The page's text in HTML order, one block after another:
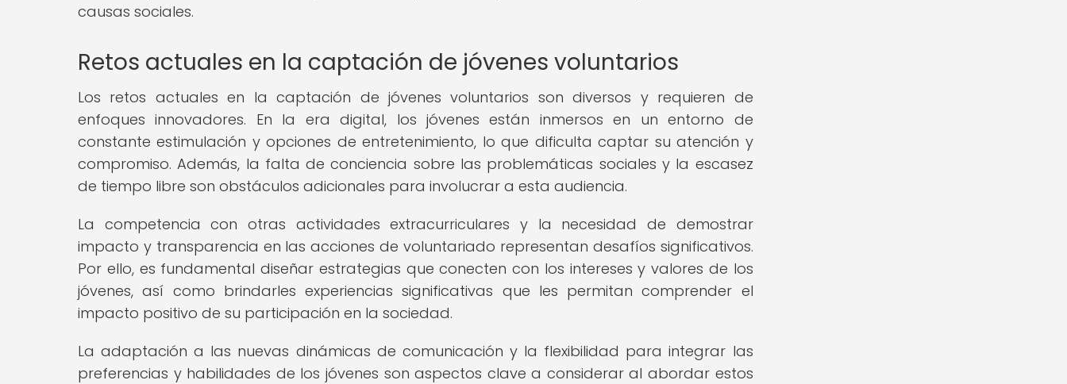
causas sociales.
Retos actuales en la captación de jóvenes voluntarios
Los retos actuales en la captación de jóvenes voluntarios son diversos y requieren de
enfoques innovadores. En la era digital, los jóvenes están inmersos en un entorno de
constante estimulación y opciones de entretenimiento, lo que dificulta captar su atención y
compromiso. Además, la falta de conciencia sobre las problemáticas sociales y la escasez
de tiempo libre son obstáculos adicionales para involucrar a esta audiencia.
La competencia con otras actividades extracurriculares y la necesidad de demostrar
impacto y transparencia en las acciones de voluntariado representan desafíos significativos.
Por ello, es fundamental diseñar estrategias que conecten con los intereses y valores de los
jóvenes, así como brindarles experiencias significativas que les permitan comprender el
impacto positivo de su participación en la sociedad.
La adaptación a las nuevas dinámicas de comunicación y la flexibilidad para integrar las
preferencias y habilidades de los jóvenes son aspectos clave a considerar al abordar estos